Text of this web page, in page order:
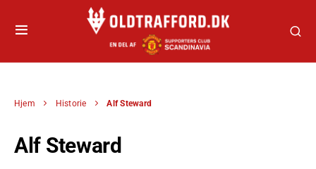
Hjem Historie Alf Steward
Alf Steward